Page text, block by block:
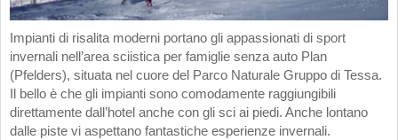
Impianti di risalita moderni portano gli appassionati di sport
invernali nell’area sciistica per famiglie senza auto Plan
(Pfelders), situata nel cuore del Parco Naturale Gruppo di Tessa.
Il bello è che gli impianti sono comodamente raggiungibili
direttamente dall’hotel anche con gli sci ai piedi. Anche lontano
dalle piste vi aspettano fantastiche esperienze invernali.